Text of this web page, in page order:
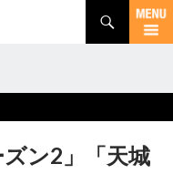
ズン2」「天城